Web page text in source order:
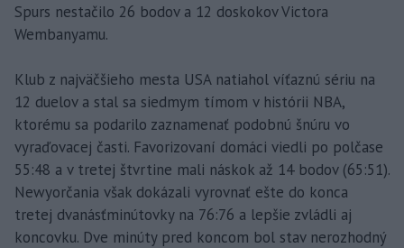
Spurs nestačilo 26 bodov a 12 doskokov Victora
Wembanyamu.
Klub z najväčšieho mesta USA natiahol víťaznú sériu na
12 duelov a stal sa siedmym tímom v histórii NBA,
ktorému sa podarilo zaznamenať podobnú šnúru vo
vyraďovacej časti. Favorizovaní domáci viedli po polčase
55:48 a v tretej štvrtine mali náskok až 14 bodov (65:51).
Newyorčania však dokázali vyrovnať ešte do konca
tretej dvanásťminútovky na 76:76 a lepšie zvládli aj
koncovku. Dve minúty pred koncom bol stav nerozhodný